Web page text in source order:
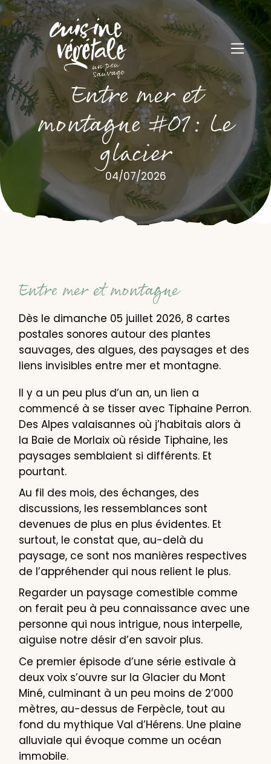
Entre mer et
montagne #01: Le
glacier
04/07/2026
Entre mer et montagne
Dès le dimanche 05 juillet 2026, 8 cartes
postales sonores autour des plantes
sauvages, des algues, des paysages et des
liens invisibles entre mer et montagne.
Il y a un peu plus d’un an, un lien a
commencé à se tisser avec Tiphaine Perron.
Des Alpes valaisannes où j’habitais alors à
la Baie de Morlaix où réside Tiphaine, les
paysages semblaient si différents. Et
pourtant.
Au fil des mois, des échanges, des
discussions, les ressemblances sont
devenues de plus en plus évidentes. Et
surtout, le constat que, au-delà du
paysage, ce sont nos manières respectives
de l’appréhender qui nous relient le plus.
Regarder un paysage comestible comme
on ferait peu à peu connaissance avec une
personne qui nous intrigue, nous interpelle,
aiguise notre désir d’en savoir plus.
Ce premier épisode d’une série estivale à
deux voix s’ouvre sur la Glacier du Mont
Miné, culminant à un peu moins de 2’000
mètres, au-dessus de Ferpècle, tout au
fond du mythique Val d’Hérens. Une plaine
alluviale qui évoque comme un océan
immobile.